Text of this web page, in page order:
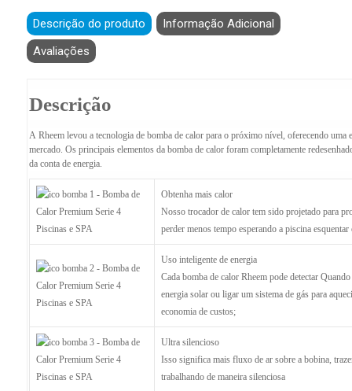
Descrição do produto
Informação Adicional
Avaliações
Descrição
A Rheem levou a tecnologia de bomba de calor para o próximo nível, oferecendo uma
mercado. Os principais elementos da bomba de calor foram completamente
da conta de energia.
Obtenha mais calor
Nosso trocador de calor tem sido projetado para
perder menos tempo esperando a piscina
Uso inteligente de energia
Cada bomba de calor Rheem pode detectar
energia solar ou ligar um sistema de gás para
economia de custos;
Ultra silencioso
Isso significa mais fluxo de ar sobre a bobina,
trabalhando de maneira silenciosa